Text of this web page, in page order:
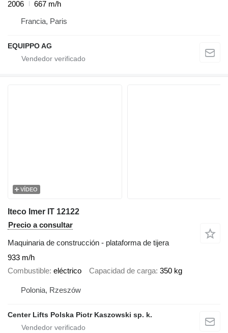
2006
667 m/h
Francia, Paris
EQUIPPO AG
VÍDEO
Iteco Imer IT 12122
Precio a consultar
Maquinaria de construcción - plataforma de tijera
933 m/h
Combustible eléctrico Capacidad de carga 350 kg
Polonia, Rzeszów
Center Lifts Polska Piotr Kaszowski sp. k.